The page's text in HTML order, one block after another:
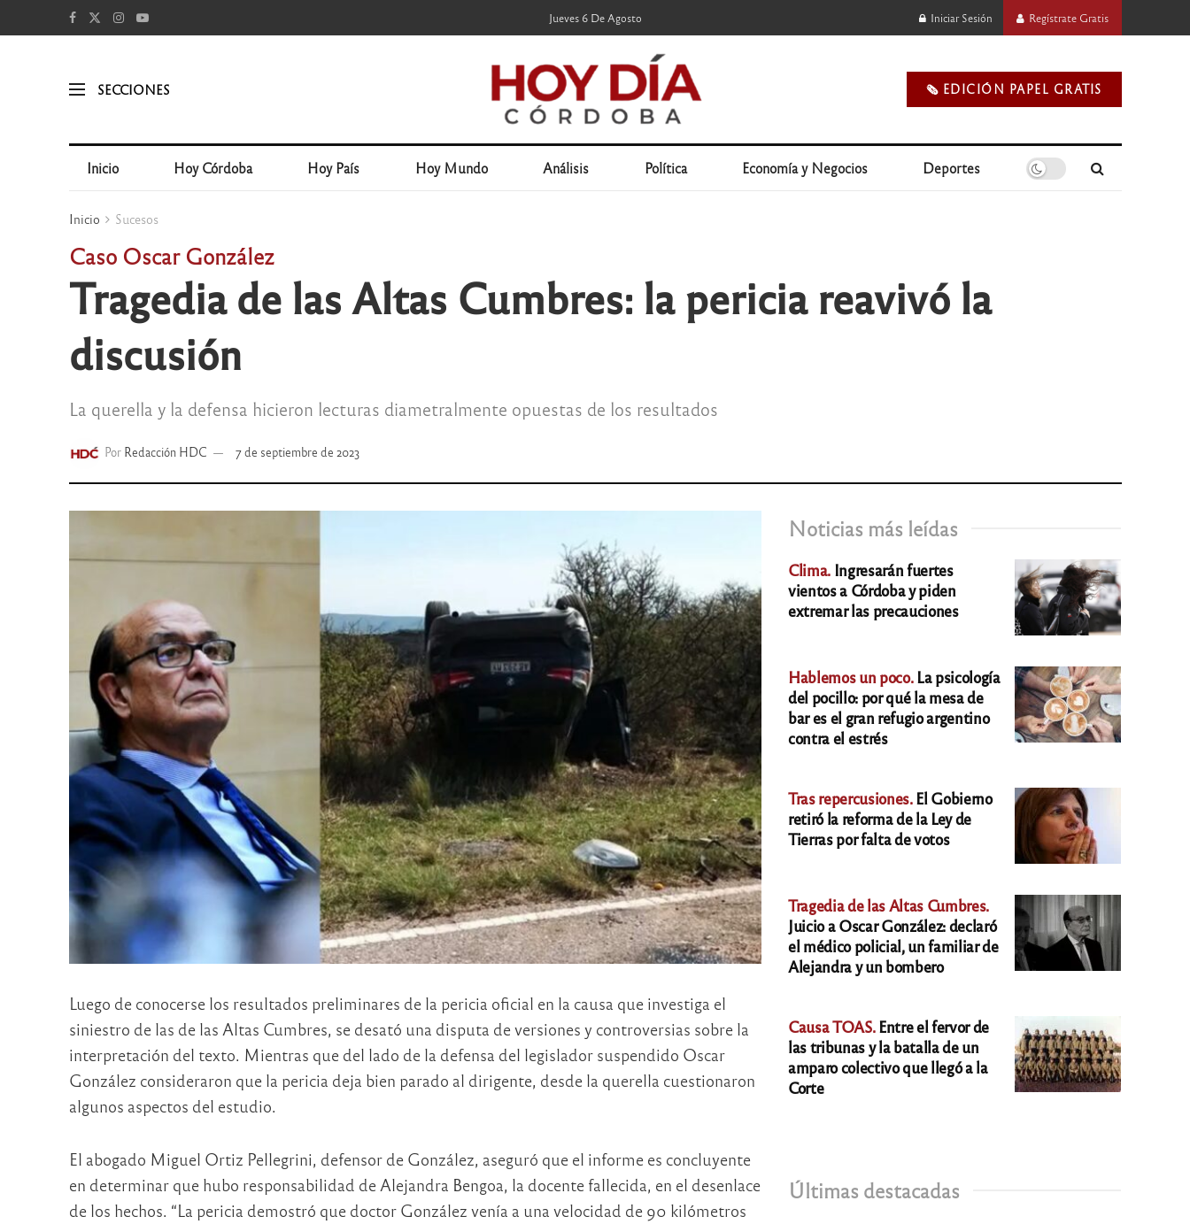
Jueves 6 De Agosto Iniciar Sesión Regístrate Gratis
SECCIONES 🗞️ EDICIÓN PAPEL GRATIS
Inicio Hoy Córdoba Hoy País Hoy Mundo Análisis Política Economía y Negocios Deportes
Inicio Sucesos
Caso Oscar González
Tragedia de las Altas Cumbres: la pericia reavivó la
discusión
La querella y la defensa hicieron lecturas diametralmente opuestas de los resultados
Por Redacción HDC 7 de septiembre de 2023
Luego de conocerse los resultados preliminares de la pericia oficial en la causa que investiga el
siniestro de las de las Altas Cumbres, se desató una disputa de versiones y controversias sobre la
interpretación del texto. Mientras que del lado de la defensa del legislador suspendido Oscar
González consideraron que la pericia deja bien parado al dirigente, desde la querella cuestionaron
algunos aspectos del estudio.
El abogado Miguel Ortiz Pellegrini, defensor de González, aseguró que el informe es concluyente
en determinar que hubo responsabilidad de Alejandra Bengoa, la docente fallecida, en el desenlace
de los hechos. “La pericia demostró que doctor González venía a una velocidad de 90 kilómetros
Noticias más leídas
Clima. Ingresarán fuertes
vientos a Córdoba y piden
extremar las precauciones
Hablemos un poco.La psicología
del pocillo: por qué la mesa de
bar es el gran refugio argentino
contra el estrés
Tras repercusiones.El Gobierno
retiró la reforma de la Ley de
Tierras por falta de votos
Tragedia de las Altas Cumbres.
Juicio a Oscar González: declaró
el médico policial, un familiar de
Alejandra y un bombero
Causa TOAS.Entre el fervor de
las tribunas y la batalla de un
amparo colectivo que llegó a la
Corte
Últimas destacadas